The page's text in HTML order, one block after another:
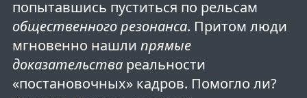
попытавшись пуститься по рельсам
общественного резонанса. Притом люди
мгновенно нашли прямые
доказательствареальности
«постановочных» кадров. Помогло ли?